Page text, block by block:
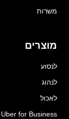
משרות
מוצרים
לנסוע
לנהוג
לאכול
Uber for Business